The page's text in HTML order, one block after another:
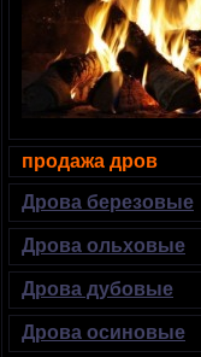
продажа дров
Дрова березовые
Дрова ольховые
Дрова дубовые
Дрова осиновые